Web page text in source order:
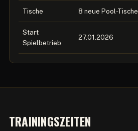
Tische 8 neue Pool-Tische
Start
Spielbetrieb
27.01.2026
TRAININGSZEITEN